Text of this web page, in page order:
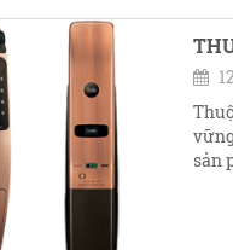
sản